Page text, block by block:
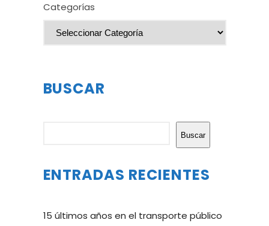
Categorías
BUSCAR
Buscar
ENTRADAS RECIENTES
15 últimos años en el transporte público